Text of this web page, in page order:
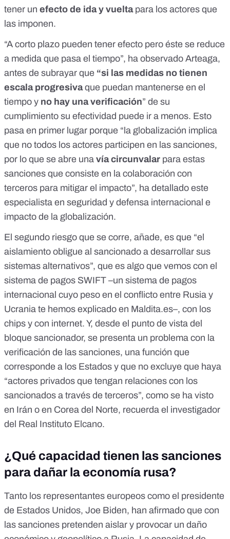
tener un efecto de ida y vueltapara los actores que
las imponen.
“A corto plazo pueden tener efecto pero éste se reduce
a medida que pasa el tiempo”, ha observado Arteaga,
antes de subrayar que “si las medidas no tienen
escala progresivaque puedan mantenerse en el
tiempo y no hay una verificación” de su
cumplimiento su efectividad puede ir a menos. Esto
pasa en primer lugar porque “la globalización implica
que no todos los actores participen en las sanciones,
por lo que se abre una vía circunvalar para estas
sanciones que consiste en la colaboración con
terceros para mitigar el impacto”, ha detallado este
especialista en seguridad y defensa internacional e
impacto de la globalización.
El segundo riesgo que se corre, añade, es que “el
aislamiento obligue al sancionado a desarrollar sus
sistemas alternativos”, que es algo que vemos con el
sistema de pagos SWIFT –un sistema de pagos
internacional cuyo peso en el conflicto entre Rusia y
Ucrania te hemos explicado en Maldita.es–, con los
chips y con internet. Y, desde el punto de vista del
bloque sancionador, se presenta un problema con la
verificación de las sanciones, una función que
corresponde a los Estados y que no excluye que haya
“actores privados que tengan relaciones con los
sancionados a través de terceros”, como se ha visto
en Irán o en Corea del Norte, recuerda el investigador
del Real Instituto Elcano.
¿Qué capacidad tienen las sanciones
para dañar la economía rusa?
Tanto los representantes europeos como el presidente
de Estados Unidos, Joe Biden, han afirmado que con
las sanciones pretenden aislar y provocar un daño